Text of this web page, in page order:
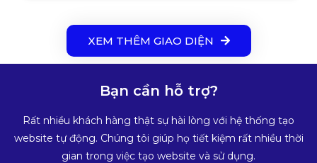
XEM THÊM GIAO DIỆN
Bạn cần hỗ trợ?
Rất nhiều khách hàng thật sự hài lòng với hệ thống tạo
website tự động. Chúng tôi giúp họ tiết kiệm rất nhiều thời
gian trong việc tạo website và sử dụng.